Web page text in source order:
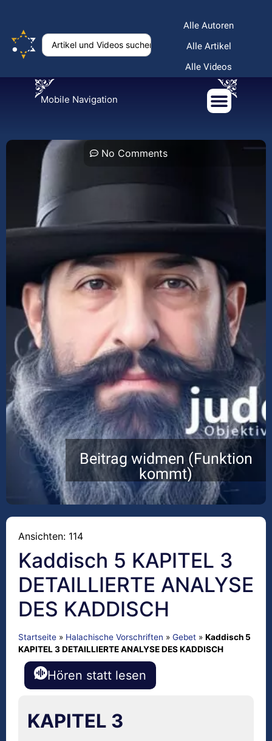
Alle Autoren
Alle Artikel
Alle Videos
Mobile Navigation
No Comments
Beitrag widmen (Funktion
kommt)
Ansichten: 114
Kaddisch 5 KAPITEL 3
DETAILLIERTE ANALYSE
DES KADDISCH
Startseite » Halachische Vorschriften » Gebet » Kaddisch 5
KAPITEL 3 DETAILLIERTE ANALYSE DES KADDISCH
Hören statt lesen
KAPITEL 3